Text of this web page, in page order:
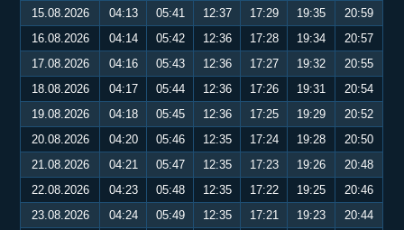
15.08.2026
04:13 05:41 12:37 17:29 19:35
20:59
16.08.2026
04:14 05:42 12:36 17:28 19:34
20:57
17.08.2026
04:16 05:43 12:36 17:27 19:32
20:55
18.08.2026
04:17 05:44 12:36 17:26 19:31
20:54
19.08.2026
04:18 05:45 12:36 17:25 19:29
20:52
20.08.2026
04:20 05:46 12:35 17:24 19:28
20:50
21.08.2026
04:21 05:47 12:35 17:23 19:26
20:48
22.08.2026
04:23 05:48 12:35 17:22 19:25
20:46
23.08.2026
04:24 05:49 12:35 17:21 19:23
20:44